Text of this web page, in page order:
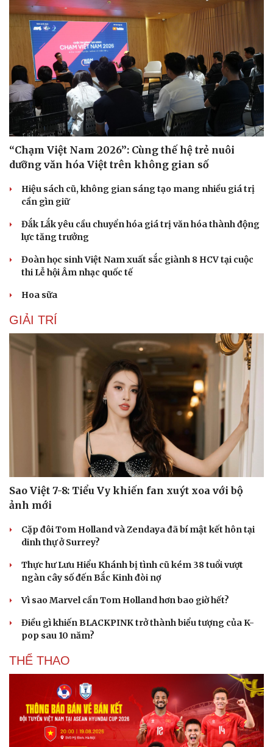
Du lịch
Tư vấn
check-in
Podcast
Cửa sổ tình yêu
“Chạm Việt Nam 2026”: Cùng thế hệ trẻ nuôi
dưỡng văn hóa Việt trên không gian số
Hiệu sách cũ, không gian sáng tạo mang nhiều giá trị
cần gìn giữ
Đắk Lắk yêu cầu chuyển hóa giá trị văn hóa thành động
lực tăng trưởng
Đoàn học sinh Việt Nam xuất sắc giành 8 HCV tại cuộc
thi Lễ hội Âm nhạc quốc tế
Hoa sữa
GIẢI TRÍ
Sao Việt 7-8: Tiểu Vy khiến fan xuýt xoa với bộ
ảnh mới
Cặp đôi Tom Holland và Zendaya đã bí mật kết hôn tại
dinh thự ở Surrey?
Thực hư Lưu Hiểu Khánh bị tình cũ kém 38 tuổi vượt
ngàn cây số đến Bắc Kinh đòi nợ
Vì sao Marvel cần Tom Holland hơn bao giờ hết?
Điều gì khiến BLACKPINK trở thành biểu tượng của K-
pop sau 10 năm?
THỂ THAO